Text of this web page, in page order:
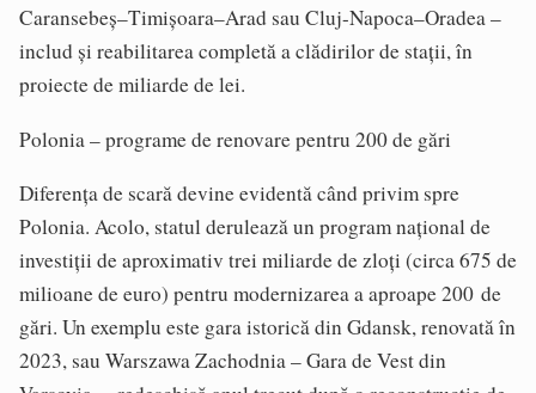
Caransebeș–Timișoara–Arad sau Cluj-Napoca–Oradea –
includ și reabilitarea completă a clădirilor de stații, în
proiecte de miliarde de lei.
Polonia – programe de renovare pentru 200 de gări
Diferența de scară devine evidentă când privim spre
Polonia. Acolo, statul derulează un program național de
investiții de aproximativ trei miliarde de zloți (circa 675 de
milioane de euro) pentru modernizarea a aproape 200 de
gări. Un exemplu este gara istorică din Gdansk, renovată în
2023, sau Warszawa Zachodnia – Gara de Vest din